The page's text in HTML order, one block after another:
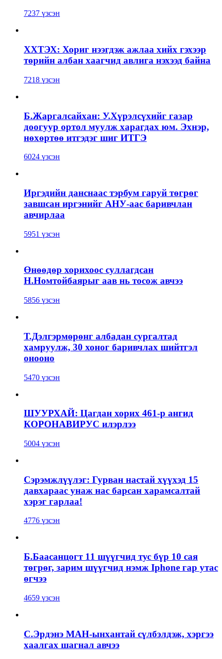
7237 үзсэн
ХХТЭХ: Хориг нээгдэж ажлаа хийх гэхээр
төрийн албан хаагчид авлига нэхээд байна
7218 үзсэн
Б.Жаргалсайхан: У.Хүрэлсүхийг газар
доогуур ортол муулж харагдах юм. Эхнэр,
нөхөртөө итгэдэг шиг ИТГЭ
6024 үзсэн
Иргэдийн данснаас тэрбум гаруй төгрөг
завшсан иргэнийг АНУ-аас баривчлан
авчирлаа
5951 үзсэн
Өнөөдөр хорихоос суллагдсан
Н.Номтойбаярыг аав нь тосож авчээ
5856 үзсэн
Т.Дэлгэрмөрөнг албадан сургалтад
хамруулж, 30 хоног баривчлах шийтгэл
онооно
5470 үзсэн
ШУУРХАЙ: Цагдан хорих 461-р ангид
КОРОНАВИРУС илэрлээ
5004 үзсэн
Сэрэмжлүүлэг: Гурван настай хүүхэд 15
давхараас унаж нас барсан харамсалтай
хэрэг гарлаа!
4776 үзсэн
Б.Баасанцогт 11 шүүгчид тус бүр 10 сая
төгрөг, зарим шүүгчид нэмж Iphone гар утас
өгчээ
4659 үзсэн
С.Эрдэнэ МАН-ынхантай сүлбэлдэж, хэргээ
хаалгах шагнал авчээ